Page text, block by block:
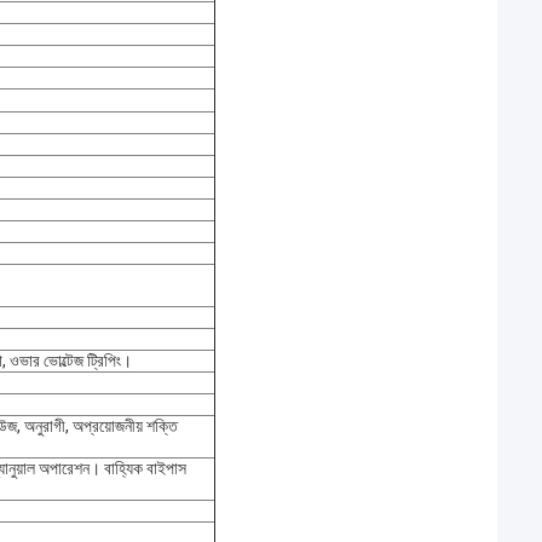
ওভার ভোল্টেজ ট্রিপিং।
অনুরাগী, অপ্রয়োজনীয় শক্তি
অপারেশন। বাহ্যিক বাইপাস